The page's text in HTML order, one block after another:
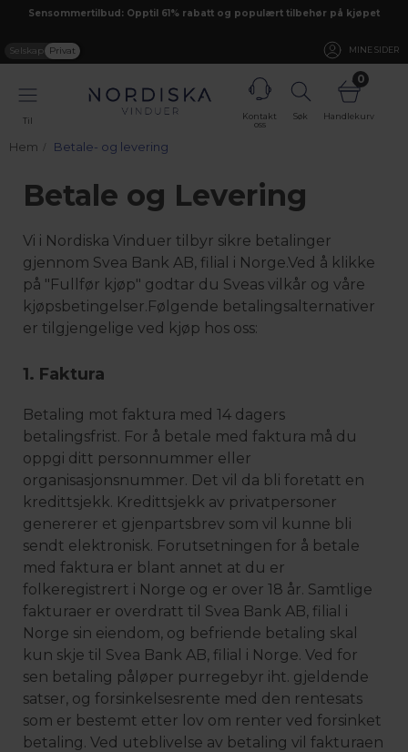
Sensommertilbud: Opptil 61% rabatt og populært tilbehør på kjøpet
Selskap Privat MINE SIDER
Til
Kontakt
oss
Søk
0
Handlekurv
Hem Betale- og levering
Betale og Levering
Vi i Nordiska Vinduer tilbyr sikre betalinger
gjennom Svea Bank AB, filial i Norge.Ved å klikke
på "Fullfør kjøp" godtar du Sveas vilkår og våre
kjøpsbetingelser.Følgende betalingsalternativer
er tilgjengelige ved kjøp hos oss:
1. Faktura
Betaling mot faktura med 14 dagers
betalingsfrist. For å betale med faktura må du
oppgi ditt personnummer eller
organisasjonsnummer. Det vil da bli foretatt en
kredittsjekk. Kredittsjekk av privatpersoner
genererer et gjenpartsbrev som vil kunne bli
sendt elektronisk. Forutsetningen for å betale
med faktura er blant annet at du er
folkeregistrert i Norge og er over 18 år. Samtlige
fakturaer er overdratt til Svea Bank AB, filial i
Norge sin eiendom, og befriende betaling skal
kun skje til Svea Bank AB, filial i Norge. Ved for
sen betaling påløper purregebyr iht. gjeldende
satser, og forsinkelsesrente med den rentesats
som er bestemt etter lov om renter ved forsinket
betaling. Ved uteblivelse av betaling vil fakturaen